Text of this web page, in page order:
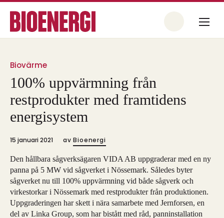
Biovärme
100% uppvärmning från
restprodukter med framtidens
energisystem
15 januari 2021 av Bioenergi
Den hållbara sågverksägaren VIDA AB uppgraderar med en ny
panna på 5 MW vid sågverket i Nössemark. Således byter
sågverket nu till 100% uppvärmning vid både sågverk och
virkestorkar i Nössemark med restprodukter från produktionen.
Uppgraderingen har skett i nära samarbete med Jernforsen, en
del av Linka Group, som har bistått med råd, panninstallation